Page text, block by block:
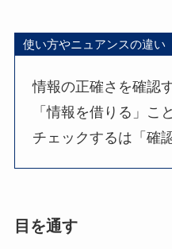
使い方やニュアンスの違い
情報の正確さを確認
「情報を借りる」こ
チェックするは「確
目を通す